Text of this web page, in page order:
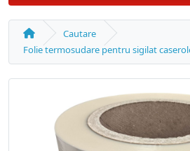
Cautare
Folie termosudare pentru sigilat